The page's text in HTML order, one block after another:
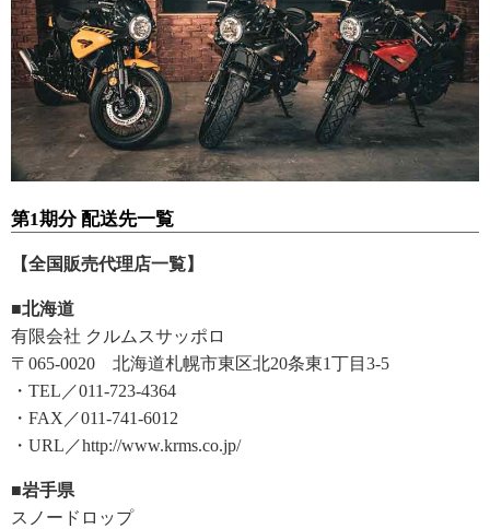
第1期分 配送先一覧
【全国販売代理店一覧】
■北海道
有限会社 クルムスサッポロ
〒065-0020 北海道札幌市東区北20条東1丁目3-5
・TEL／011-723-4364
・FAX／011-741-6012
・URL／http://www.krms.co.jp/
■岩手県
スノードロップ